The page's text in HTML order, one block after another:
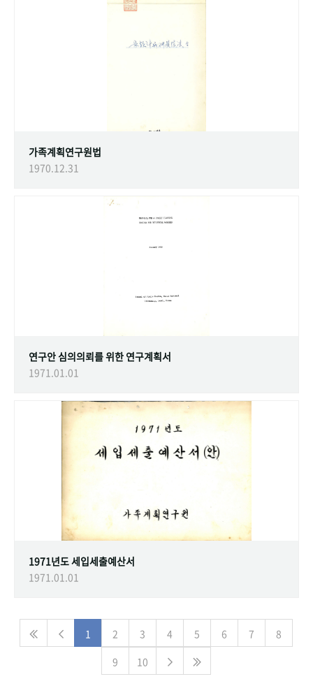
가족계획연구원법
1970.12.31
연구안 심의의뢰를 위한 연구계획서
1971.01.01
1971년도 세입세출예산서
1971.01.01
1 2 3 4 5 6 7
8
9
10